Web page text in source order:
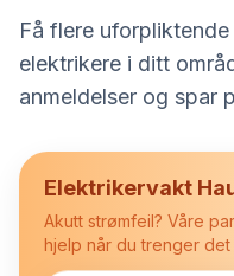
Få flere
elektrikere i ditt
anmeldelser og spar
Elektrikervakt
Akutt strømfeil? Våre
hjelp når du trenger det